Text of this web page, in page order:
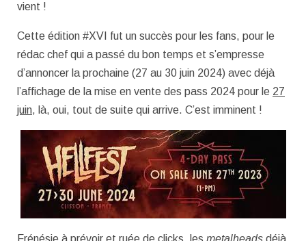
vient !
Cette édition #XVI fut un succès pour les fans, pour le
rédac chef qui a passé du bon temps et s’empresse
d’annoncer la prochaine (27 au 30 juin 2024) avec déjà
l’affichage de la mise en vente des pass 2024 pour le 27
juin, là, oui, tout de suite qui arrive. C’est imminent !
Frénésie à prévoir et ruée de clicks, les metalheads déjà